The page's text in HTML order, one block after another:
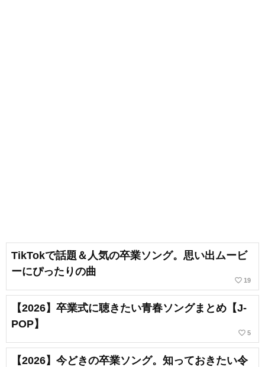
TikTokで話題＆人気の卒業ソング。思い出ムービ
ーにぴったりの曲
favorite_border 19
【2026】卒業式に聴きたい青春ソングまとめ【J-
POP】
favorite_border 5
【2026】今どきの卒業ソング。知っておきたい令